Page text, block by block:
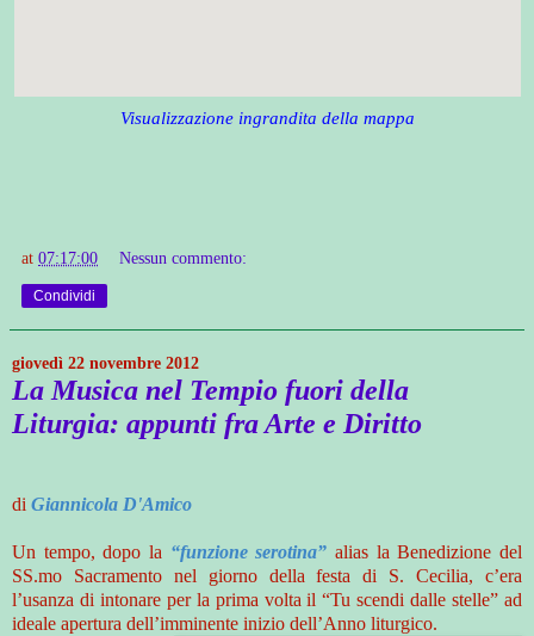
Visualizzazione ingrandita della mappa
at 07:17:00 Nessun commento:
Condividi
giovedì 22 novembre 2012
La Musica nel Tempio fuori della
Liturgia: appunti fra Arte e Diritto
di Giannicola D'Amico
Un tempo, dopo la “funzione serotina”alias la Benedizione del
SS.mo Sacramento nel giorno della festa di S. Cecilia, c’era
l’usanza di intonare per la prima volta il “Tu scendi dalle stelle” ad
ideale apertura dell’imminente inizio dell’Anno liturgico.